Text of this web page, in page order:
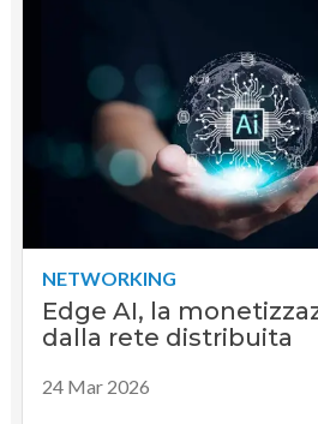
NETWORKING
Edge AI, la
dalla rete distribuita
24 Mar 2026